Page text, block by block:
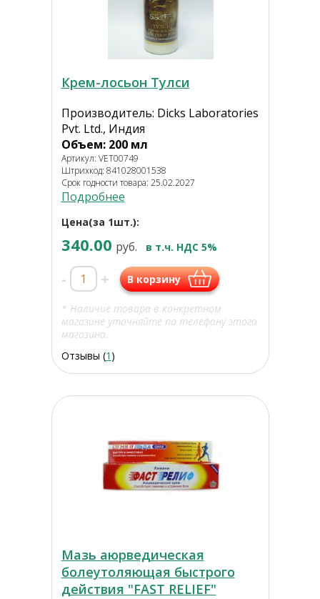
Крем-лосьон Тулси
Производитель: Dicks Laboratories
Pvt. Ltd., Индия
Объем: 200 мл
Артикул: VET00749
Штрихкод: 841028001538
Срок годности товара: 25.02.2027
Подробнее
Цена(за 1шт.):
340.00 руб. в т.ч. НДС 5%
- + В корзину
* Наличие товара в конкретном
магазине уточняйте по телефону этого
магазина.
Отзывы (1 )
Мазь аюрведическая
болеутоляющая быстрого
действия "FAST RELIEF"